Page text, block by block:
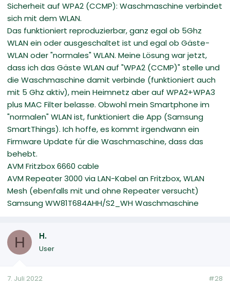
Sicherheit auf WPA2 (CCMP): Waschmaschine verbindet
sich mit dem WLAN.
Das funktioniert reproduzierbar, ganz egal ob 5Ghz
WLAN ein oder ausgeschaltet ist und egal ob Gäste-
WLAN oder "normales" WLAN. Meine Lösung war jetzt,
dass ich das Gäste WLAN auf "WPA2 (CCMP)" stelle und
die Waschmaschine damit verbinde (funktioniert auch
mit 5 Ghz aktiv), mein Heimnetz aber auf WPA2+WPA3
plus MAC Filter belasse. Obwohl mein Smartphone im
"normalen" WLAN ist, funktioniert die App (Samsung
SmartThings). Ich hoffe, es kommt irgendwann ein
Firmware Update für die Waschmaschine, dass das
behebt.
AVM Fritzbox 6660 cable
AVM Repeater 3000 via LAN-Kabel an Fritzbox, WLAN
Mesh (ebenfalls mit und ohne Repeater versucht)
Samsung WW81T684AHH/S2_WH Waschmaschine
H H.
User
7. Juli 2022 #28